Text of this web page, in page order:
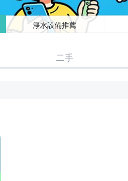
淨水設備推薦
二手